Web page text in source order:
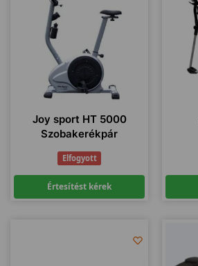
Joy sport HT 5000
Szobakerékpár
Elfogyott
Értesítést kérek